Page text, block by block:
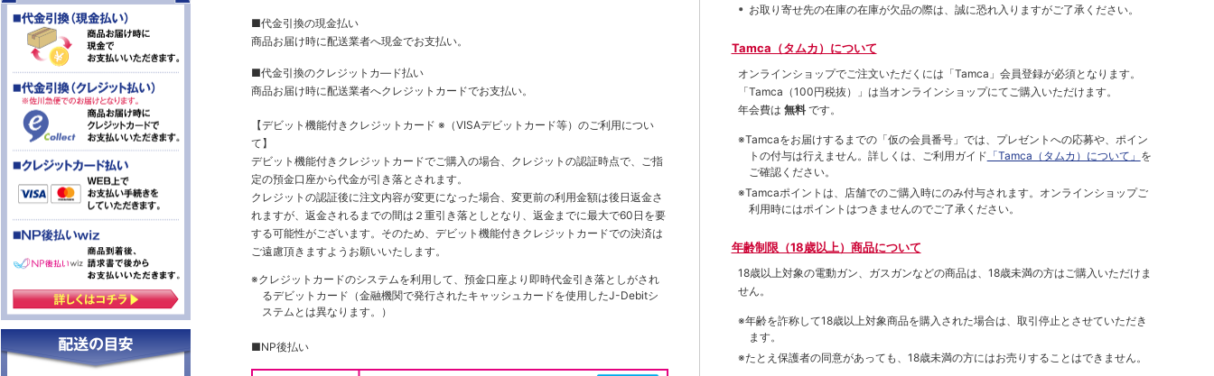
■代金引換の現金払い
商品お届け時に配送業者へ現金でお支払い。
■代金引換のクレジットカ―ド払い
商品お届け時に配送業者へクレジットカードでお支払い。
【デビット機能付きクレジットカード ※（VISAデビットカード等） のご利用につい
て】
デビット機能付きクレジットカードでご購入の場合、クレジットの認証時点で、ご指
定の預金口座から代金が引き落とされます。
クレジットの認証後に注文内容が変更になった場合、変更前の利用金額は後日返金さ
れますが、返金されるまでの間は２重引き落としとなり、返金までに最大で60日を要
する可能性がございます。そのため、デビット機能付きクレジットカードでの決済は
ご遠慮頂きますようお願いいたします。
※クレジットカードのシステムを利用して、預金口座より即時代金引き落としがされ
るデビットカード（金融機関で発行されたキャッシュカードを使用したJ-Debitシ
ステムとは異なります。）
■NP後払い
お取り寄せ先の在庫の在庫が欠品の際は、誠に恐れ入りますがご了承ください。
Tamca（タムカ）について
オンラインショップでご注⽂いただくには「Tamca」会員登録が必須となります。
「Tamca （100円税抜）
」は当オンラインショップにてご購⼊いただけます。
年会費は 無料 です。
※Tamcaをお届けするまでの「仮の会員番号」では、プレゼントへの応募や、ポイン
トの付与は⾏えません。詳しくは、ご利⽤ガイド 「Tamca（タムカ）について」 を
ご確認ください。
※Tamcaポイントは、店舗でのご購⼊時にのみ付与されます。オンラインショップご
利用時にはポイントはつきませんのでご了承ください。
年齢制限（18歳以上）商品について
18歳以上対象の電動ガン、ガスガンなどの商品は、18歳未満の方はご購入いただけま
せん。
※年齢を詐称して18歳以上対象商品を購入された場合は、取引停止とさせていただき
ます。
※たとえ保護者の同意があっても、18歳未満の方にはお売りすることはできません。